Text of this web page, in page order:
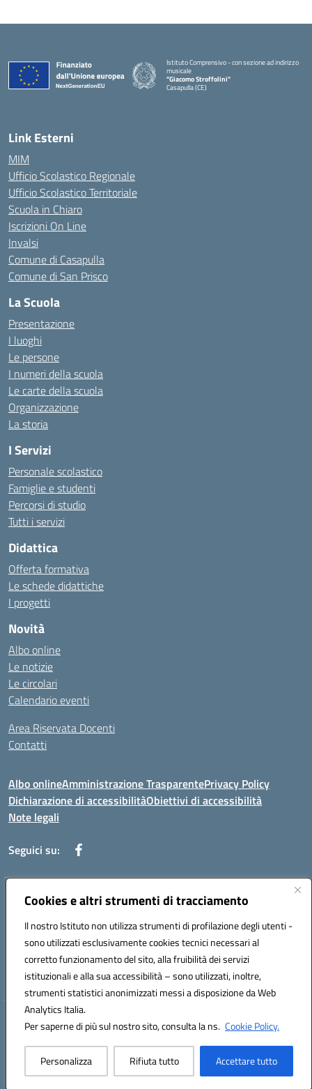
Cookies e altri strumenti di tracciamento
Il nostro Istituto non utilizza strumenti di profilazione degli utenti -
sono utilizzati esclusivamente cookies tecnici necessari al
corretto funzionamento del sito, alla fruibilità dei servizi
istituzionali e alla sua accessibilità – sono utilizzati, inoltre,
strumenti statistici anonimizzati messi a disposizione da Web
Analytics Italia.
Per saperne di più sul nostro sito, consulta la ns. Cookie Policy.
Personalizza Rifiuta tutto Accettare tutto
Istituto Comprensivo - con sezione ad indirizzo
musicale
"Giacomo Stroffolini"
Casapulla (CE)
Link Esterni
MIM
Ufficio Scolastico Regionale
Ufficio Scolastico Territoriale
Scuola in Chiaro
Iscrizioni On Line
Invalsi
Comune di Casapulla
Comune di San Prisco
La Scuola
Presentazione
I luoghi
Le persone
I numeri della scuola
Le carte della scuola
Organizzazione
La storia
I Servizi
Personale scolastico
Famiglie e studenti
Percorsi di studio
Tutti i servizi
Didattica
Offerta formativa
Le schede didattiche
I progetti
Novità
Albo online
Le notizie
Le circolari
Calendario eventi
Area Riservata Docenti
Contatti
Albo onlineAmministrazione TrasparentePrivacy Policy
Dichiarazione di accessibilitàObiettivi di accessibilità
Note legali
Seguici su:
Indirizzo:Via Rimembranza,33 – 81020 Casapulla (CE)
Posta elettronica certificata (PEC):ceic82800v@pec.istruzione.it
Codice fiscale: 94007130613
Codice meccanografico: CEIC82800V
Hosting & Powered by 3D Solution S.r.l.
Concept & Design by Designers Italia